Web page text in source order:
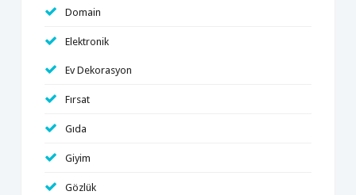
Domain
Elektronik
Ev Dekorasyon
Fırsat
Gıda
Giyim
Gözlük